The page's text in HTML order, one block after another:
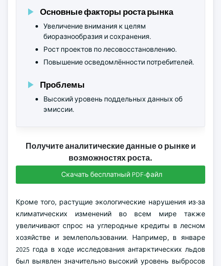
Основные факторы роста рынка
Увеличение внимания к целям
биоразнообразия и сохранения.
Рост проектов по лесовосстановлению.
Повышение осведомлённости потребителей.
Проблемы
Высокий уровень поддельных данных об
эмиссии.
Получите аналитические данные о рынке и
возможностях роста.
Скачать бесплатный PDF-файл
Кроме того, растущие экологические нарушения из-за
климатических изменений во всем мире также
увеличивают спрос на углеродные кредиты в лесном
хозяйстве и землепользовании. Например, в январе
2025 года в ходе исследования антарктических льдов
был выявлен значительно высокий уровень выбросов